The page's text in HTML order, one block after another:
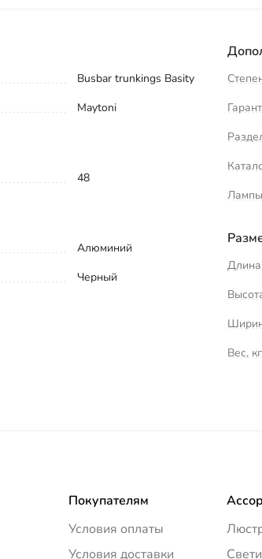
Busbar trunkings Basity
Maytoni
48
Алюминий
Черный
Вес, кг
Покупателям
Условия оплаты
Условия доставки